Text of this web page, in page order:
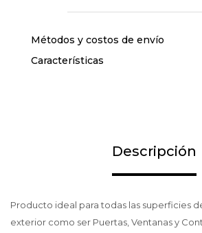
Métodos y costos de envío
Características
Descripción
Producto ideal para todas las superficies
exterior como ser Puertas, Ventanas y